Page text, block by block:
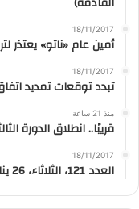
18/11/2017
أمين عام «ناتو» يعتذر
18/11/2017
تبدد توقعات تمديد
منذ 21 ساعة
قريبًا.. انطلاق الدورة
18/11/2017
العدد 121، الثلاثاء، 26 يناير 2016